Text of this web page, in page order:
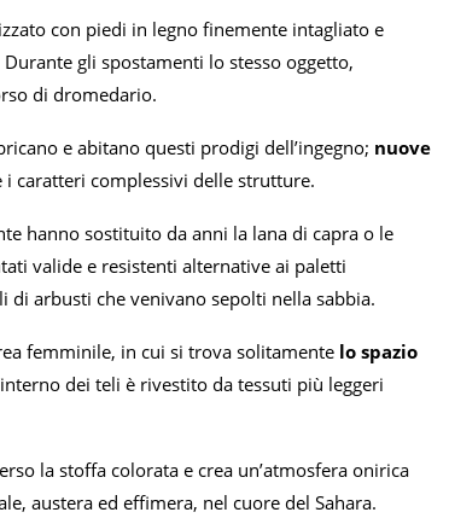
con piedi in legno finemente intagliato e
gli spostamenti lo stesso oggetto,
di dromedario.
e abitano questi prodigi dell’ingegno; nuove
i caratteri complessivi delle strutture.
hanno sostituito da anni la lana di capra o le
valide e resistenti alternative ai paletti
arbusti che venivano sepolti nella sabbia.
femminile, in cui si trova solitamente lo spazio
dei teli è rivestito da tessuti più leggeri
la stoffa colorata e crea un’atmosfera onirica
austera ed effimera, nel cuore del Sahara.